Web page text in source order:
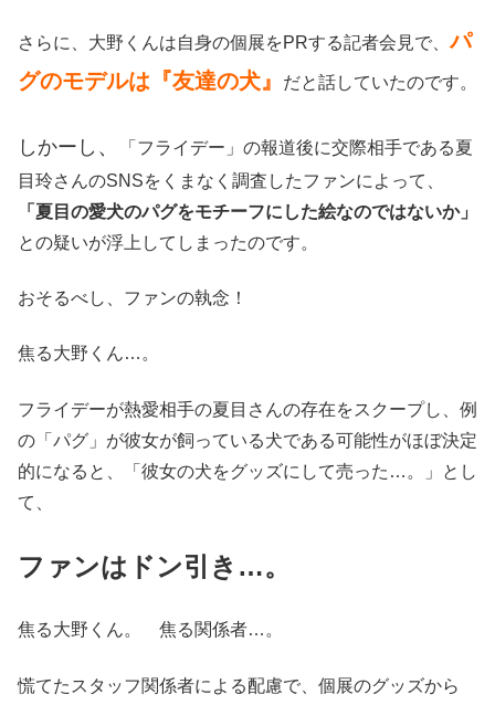
さらに、大野くんは自身の個展をPRする記者会見で、パ
グのモデルは『友達の犬』
だと話していたのです。
しかーし 、
「フライデー」の報道後に交際相手である夏
目玲さんのSNSをくまなく調査したファンによって、
「夏目の愛犬のパグをモチーフにした絵なのではないか」
との疑いが浮上してしまったのです。
おそるべし、ファンの執念！
焦る大野くん…。
フライデーが熱愛相手の夏目さんの存在をスクープし、例
の「パグ」が彼女が飼っている犬である可能性がほぼ決定
的になると、「彼女の犬をグッズにして売った…。」とし
て、
ファンはドン引き…。
焦る大野くん。 焦る関係者…。
慌てたスタッフ関係者による配慮で、個展のグッズから